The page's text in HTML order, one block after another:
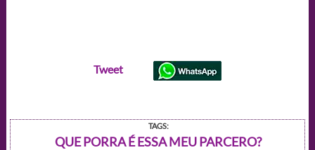
Tweet
TAGS:
QUE PORRA É ESSA MEU PARCERO?